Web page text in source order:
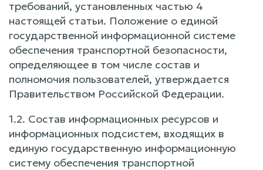
требований, установленных частью 4
настоящей статьи. Положение о единой
государственной информационной системе
обеспечения транспортной безопасности,
определяющее в том числе состав и
полномочия пользователей, утверждается
Правительством Российской Федерации.
1.2. Состав информационных ресурсов и
информационных подсистем, входящих в
единую государственную информационную
систему обеспечения транспортной